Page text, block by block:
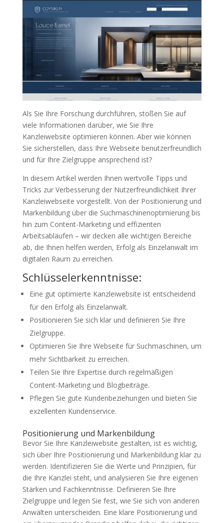
Als Sie Ihre Forschung durchführen, stoßen Sie auf
viele Informationen darüber, wie Sie Ihre
Kanzleiwebsite optimieren können. Aber wie können
Sie sicherstellen, dass Ihre Webseite benutzerfreundlich
und für Ihre Zielgruppe ansprechend ist?
In diesem Artikel werden Ihnen wertvolle Tipps und
Tricks zur Verbesserung der Nutzerfreundlichkeit Ihrer
Kanzleiwebseite vorgestellt. Von der Positionierung und
Markenbildung über die Suchmaschinenoptimierung bis
hin zum Content-Marketing und effizienten
Arbeitsabläufen – wir decken alle wichtigen Bereiche
ab, die Ihnen helfen werden, Erfolg als Einzelanwalt im
digitalen Raum zu erreichen.
Schlüsselerkenntnisse:
Eine gut optimierte Kanzleiwebsite ist entscheidend
für den Erfolg als Einzelanwalt.
Positionieren Sie sich klar und definieren Sie Ihre
Zielgruppe.
Optimieren Sie Ihre Webseite für Suchmaschinen, um
mehr Sichtbarkeit zu erreichen.
Teilen Sie Ihre Expertise durch regelmäßigen
Content-Marketing und Blogbeiträge.
Pflegen Sie gute Kundenbeziehungen und bieten Sie
exzellenten Kundenservice.
Positionierung und Markenbildung
Bevor Sie Ihre Kanzleiwebsite gestalten, ist es wichtig,
sich über Ihre Positionierung und Markenbildung klar zu
werden. Identifizieren Sie die Werte und Prinzipien, für
die Ihre Kanzlei steht, und analysieren Sie Ihre eigenen
Stärken und Fachkenntnisse. Definieren Sie Ihre
Zielgruppe und legen Sie fest, wie Sie sich von anderen
Anwälten unterscheiden. Eine klare Positionierung und